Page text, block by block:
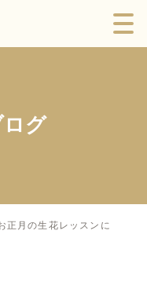
グ
正月の生花レッスンに